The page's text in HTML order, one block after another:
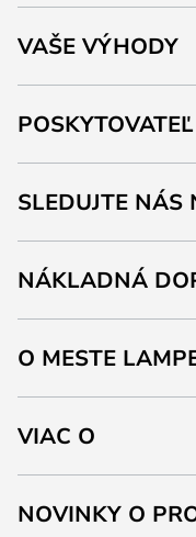
VAŠE VÝHODY
SLEDUJTE NÁS
NÁKLADNÁ
O MESTE
VIAC O
NOVINKY O